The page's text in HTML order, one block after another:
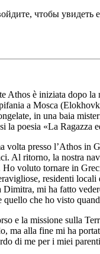
чтобы увидеть
Athos è iniziata dopo la
a Mosca
in una baia
la poesia «La Ragazza
volta presso l’Athos in
Al ritorno, la nostra
voluto tornare in
residenti
mi ha fatto
quello che ho visto
e la missione sulla
ma alla fine mi ha
di me per i miei